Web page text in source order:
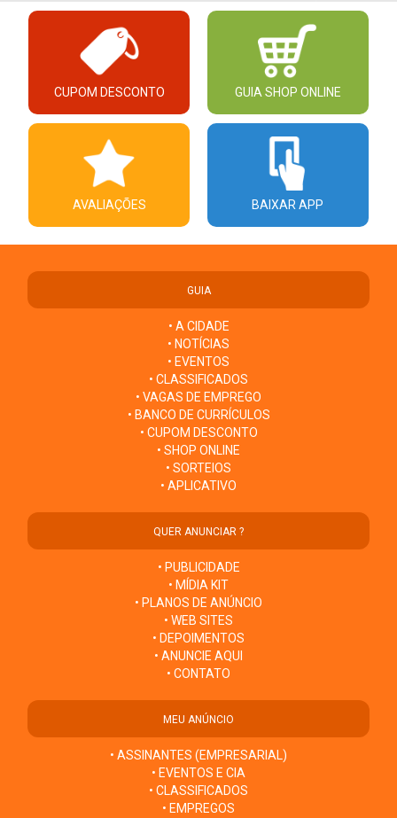
CUPOM DESCONTO GUIA SHOP ONLINE
AVALIAÇÕES BAIXAR APP
GUIA
• A CIDADE
• NOTÍCIAS
• EVENTOS
• CLASSIFICADOS
• VAGAS DE EMPREGO
• BANCO DE CURRÍCULOS
• CUPOM DESCONTO
• SHOP ONLINE
• SORTEIOS
• APLICATIVO
QUER ANUNCIAR ?
• PUBLICIDADE
• MÍDIA KIT
• PLANOS DE ANÚNCIO
• WEB SITES
• DEPOIMENTOS
• ANUNCIE AQUI
• CONTATO
MEU ANÚNCIO
• ASSINANTES (EMPRESARIAL)
• EVENTOS E CIA
• CLASSIFICADOS
• EMPREGOS